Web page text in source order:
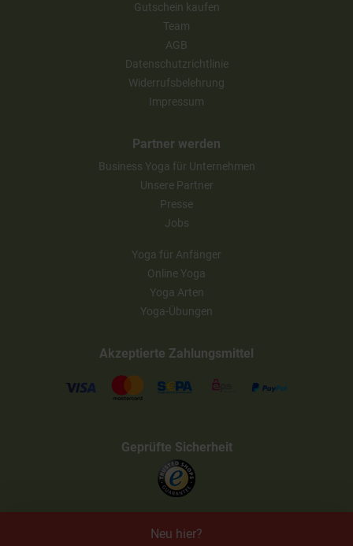
Gutschein kaufen
Team
AGB
Datenschutzrichtlinie
Widerrufsbelehrung
Impressum
Partner werden
Business Yoga für Unternehmen
Unsere Partner
Presse
Jobs
Yoga für Anfänger
Online Yoga
Yoga Arten
Yoga-Übungen
Akzeptierte Zahlungsmittel
Geprüfte Sicherheit
Neu hier?